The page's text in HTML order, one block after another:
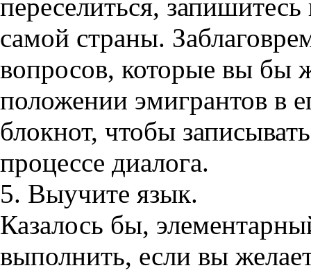
переселиться,
самой страны.
вопросов, которые вы бы
положении эмигрантов в
блокнот, чтобы
процессе диалога.
5. Выучите язык.
Казалось бы,
выполнить, если вы